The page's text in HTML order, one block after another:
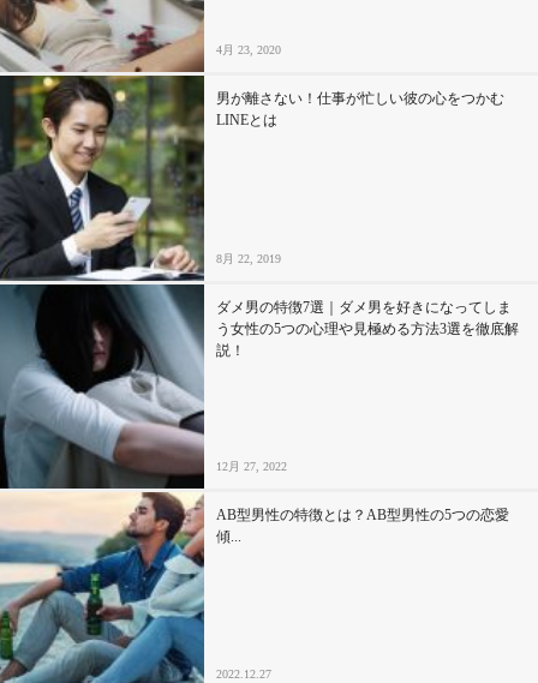
4月 23, 2020
男が離さない！仕事が忙しい彼の心をつかむ
LINEとは
8月 22, 2019
ダメ男の特徴7選｜ダメ男を好きになってしま
う女性の5つの心理や見極める方法3選を徹底解
説！
12月 27, 2022
AB型男性の特徴とは？AB型男性の5つの恋愛
傾...
2022.12.27